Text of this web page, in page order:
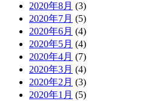
2020年8月 (3)
2020年7月 (5)
2020年6月 (4)
2020年5月 (4)
2020年4月 (7)
2020年3月 (4)
2020年2月 (3)
2020年1月 (5)